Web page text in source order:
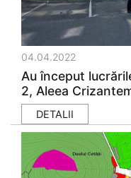
04.04.2022
Au început
2, Aleea
DETALII